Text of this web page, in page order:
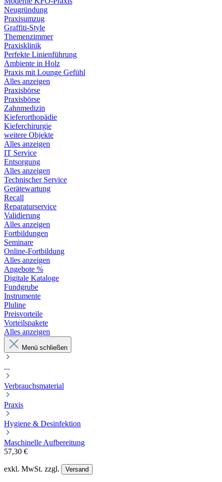
Neugründung
Praxisumzug
Graffiti-Style
Themenzimmer
Praxisklinik
Perfekte Linienführung
Ambiente in Holz
Praxis mit Lounge Gefühl
Alles anzeigen
Praxisbörse
Praxisbörse
Zahnmedizin
Kieferorthopädie
Kieferchirurgie
weitere Objekte
Alles anzeigen
IT Service
Entsorgung
Alles anzeigen
Technischer Service
Gerätewartung
Recall
Reparaturservice
Validierung
Alles anzeigen
Fortbildungen
Seminare
Online-Fortbildung
Alles anzeigen
Angebote %
Digitale Kataloge
Fundgrube
Instrumente
Pluline
Preisvorteile
Vorteilspakete
Alles anzeigen
Menü schließen
...
Verbrauchsmaterial
Praxis
Hygiene & Desinfektion
Maschinelle Aufbereitung
57,30 €
exkl. MwSt. zzgl. Versand